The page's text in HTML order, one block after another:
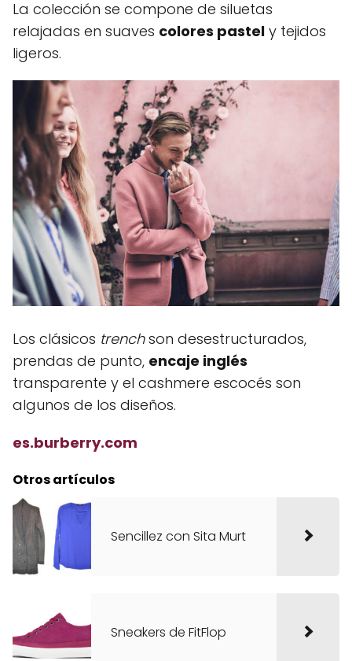
La colección se compone de siluetas
relajadas en suaves colores pastel y tejidos
ligeros.
Los clásicos trenchson desestructurados,
prendas de punto, encaje inglés
transparente y el cashmere escocés son
algunos de los diseños.
es.burberry.com
Otros artículos
Sencillez con Sita Murt
Sneakers de FitFlop